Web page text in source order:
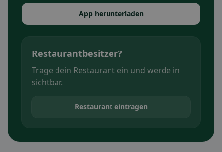
App herunterladen
Restaurantbesitzer?
Trage dein Restaurant ein und werde in
sichtbar.
Restaurant eintragen